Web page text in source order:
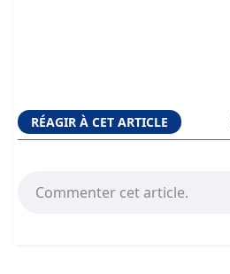
RÉAGIR À CET ARTICLE
Commenter cet article.